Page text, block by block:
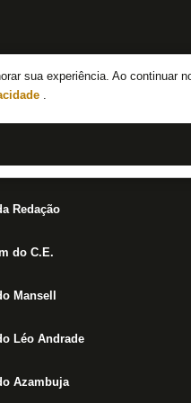
sua experiência. Ao continuar
.
do Botafogo
Redação
do C.E.
Mansell
Léo Andrade
Azambuja
ban por